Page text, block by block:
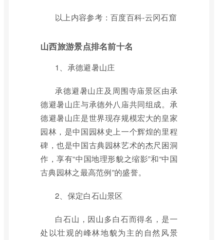
以上内容参考：百度百科-云冈石窟
山西旅游景点排名前十名
1、承德避暑山庄
承德避暑山庄及周围寺庙景区由承
德避暑山庄与承德外八庙共同组成。承
德避暑山庄是世界现存规模宏大的皇家
园林，是中国园林史上一个辉煌的里程
碑，也是中国古典园林艺术的杰尺困洞
作，享有“中国地理形貌之缩影”和“中国
古典园林之最高范例”的盛誉。
2、保定白石山景区
白石山，因山多白石而得名，是一
处以壮观的峰林地貌为主的自然风景